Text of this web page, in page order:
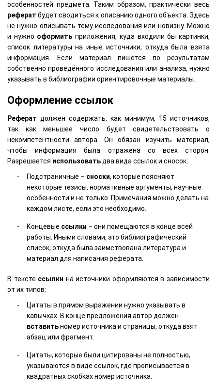
особенностей предмета. Таким образом, практически весь
реферат будет сводиться к описанию одного объекта. Здесь
не нужно описывать тему исследования или новизну. Можно
и нужно оформить приложения, куда входили бы картинки,
список литературы на иные источники, откуда была взята
информация. Если материал пишется по результатам
собственно проведённого исследования или анализа, нужно
указывать в библиографии ориентировочные материалы.
Оформление ссылок
Реферат должен содержать, как минимум, 15 источников,
так как меньшее число будет свидетельствовать о
некомпетентности автора. Он обязан изучить материал,
чтобы информация была отражена со всех сторон.
Разрешается использовать два вида ссылок и сносок:
Подстраничные – сноски, которые поясняют
некоторые тезисы, нормативные аргументы, научные
особенности и не только. Примечания можно делать на
каждом листе, если это необходимо.
Концевые ссылки – они помещаются в конце всей
работы. Иными словами, это библиографический
список, откуда была заимствована литература и
материал для написания реферата.
В тексте ссылки на источники оформляются в зависимости
от их типов:
Цитаты в прямом выражении нужно указывать в
кавычках. В конце предложения автор должен
вставитьномер источника и страницы, откуда взят
абзац или фрагмент.
Цитаты, которые были цитированы не полностью,
указываются в виде ссылок, где прописывается в
квадратных скобках номер источника.